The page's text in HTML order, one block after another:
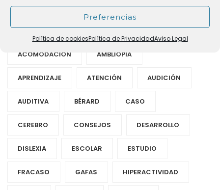
Preferencias
Política de cookiesPolítica de PrivacidadAviso Legal
Etiquetas
ACOMODACIÓN AMBLIOPÍA
APRENDIZAJE ATENCIÓN AUDICIÓN
AUDITIVA BÉRARD CASO
CEREBRO CONSEJOS DESARROLLO
DISLEXIA ESCOLAR ESTUDIO
FRACASO GAFAS HIPERACTIVIDAD